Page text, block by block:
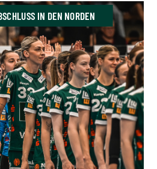
IN DEN NORDEN